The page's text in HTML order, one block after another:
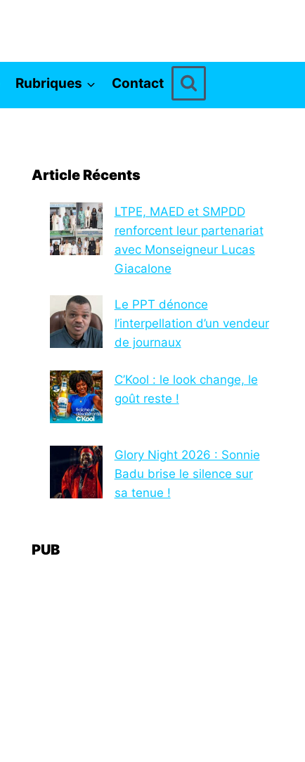
Rubriques Contact
Article Récents
LTPE, MAED et SMPDD
renforcent leur partenariat
avec Monseigneur Lucas
Giacalone
Le PPT dénonce
l’interpellation d’un vendeur
de journaux
C’Kool : le look change, le
goût reste !
Glory Night 2026 : Sonnie
Badu brise le silence sur
sa tenue !
PUB